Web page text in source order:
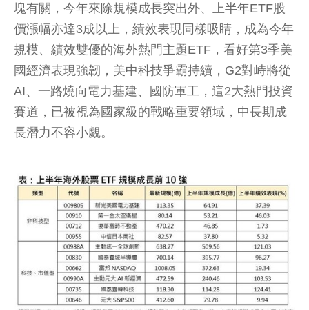
塊有關，今年來除規模成長突出外、上半年ETF股
價漲幅亦達3成以上，績效表現同樣吸睛，成為今年
規模、績效雙優的海外熱門主題ETF，看好第3季美
國經濟表現強韌，美中科技爭霸持續，G2對峙將從
AI、一路燒向電力基建、國防軍工，這2大熱門投資
賽道，已被視為國家級的戰略重要領域，中長期成
長潛力不容小覷。